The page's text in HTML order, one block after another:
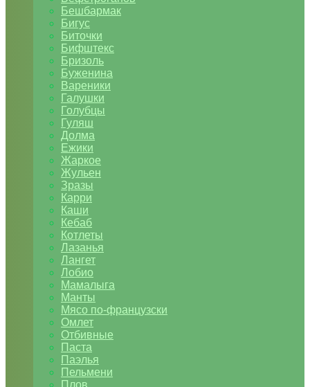
Бешбармак
Бигус
Биточки
Бифштекс
Бризоль
Буженина
Вареники
Галушки
Голубцы
Гуляш
Долма
Ежики
Жаркое
Жульен
Зразы
Карри
Каши
Кебаб
Котлеты
Лазанья
Лангет
Лобио
Мамалыга
Манты
Мясо по-французски
Омлет
Отбивные
Паста
Паэлья
Пельмени
Плов